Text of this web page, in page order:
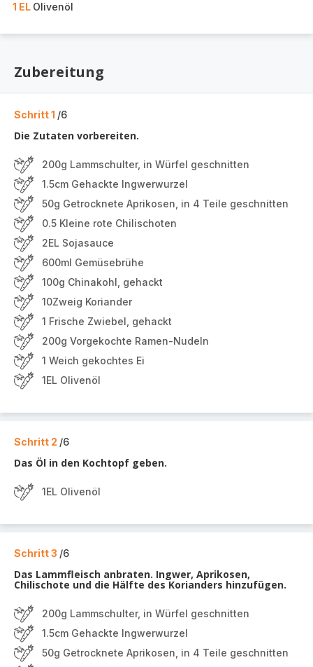
1 EL Olivenöl
Zubereitung
Schritt 1 /6
Die Zutaten vorbereiten.
200g Lammschulter, in Würfel geschnitten
1.5cm Gehackte Ingwerwurzel
50g Getrocknete Aprikosen, in 4 Teile geschnitten
0.5 Kleine rote Chilischoten
2EL Sojasauce
600ml Gemüsebrühe
100g Chinakohl, gehackt
10Zweig Koriander
1 Frische Zwiebel, gehackt
200g Vorgekochte Ramen-Nudeln
1 Weich gekochtes Ei
1EL Olivenöl
Schritt 2 /6
Das Öl in den Kochtopf geben.
1EL Olivenöl
Schritt 3 /6
Das Lammfleisch anbraten. Ingwer, Aprikosen,
Chilischote und die Hälfte des Korianders hinzufügen.
200g Lammschulter, in Würfel geschnitten
1.5cm Gehackte Ingwerwurzel
50g Getrocknete Aprikosen, in 4 Teile geschnitten